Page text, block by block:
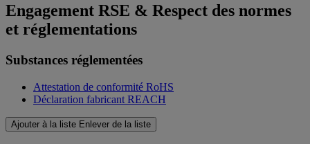
Engagement RSE & Respect des normes
et réglementations
Substances réglementées
Attestation de conformité RoHS
Déclaration fabricant REACH
Ajouter à la liste Enlever de la liste